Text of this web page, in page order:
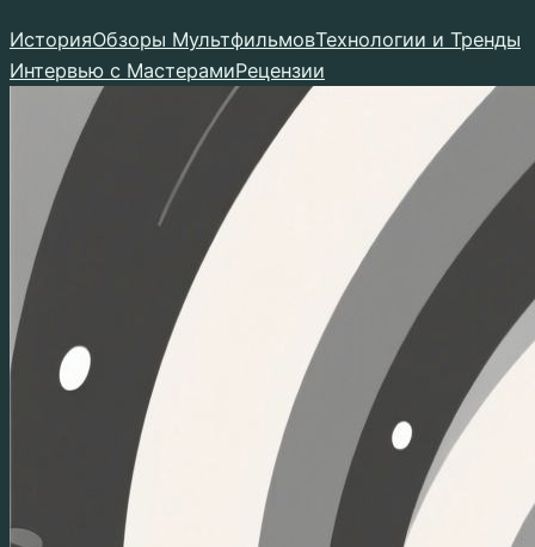
к
содержимому
ИсторияОбзоры МультфильмовТехнологии и Тренды
Интервью с МастерамиРецензии